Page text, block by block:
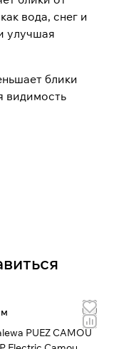
вода, снег и
улучшая
блики
видимость
PUEZ CAMOU